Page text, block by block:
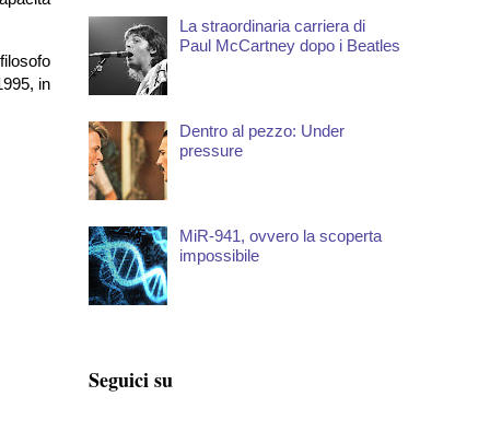
in
La straordinaria carriera di
Paul McCartney dopo i Beatles
Dentro al pezzo: Under
pressure
MiR-941, ovvero la scoperta
impossibile
Seguici su